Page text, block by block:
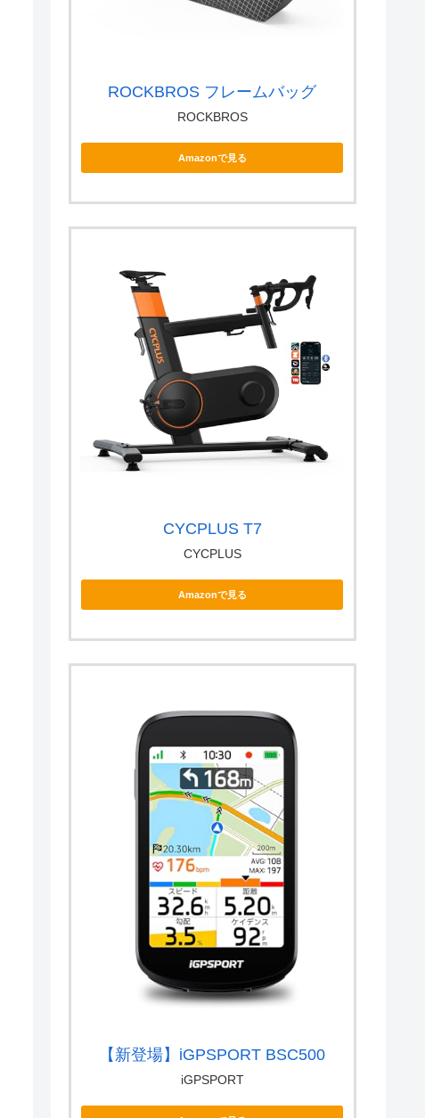
ROCKBROS フレームバッグ
ROCKBROS
Amazonで見る
CYCPLUS T7
CYCPLUS
Amazonで見る
【新登場】iGPSPORT BSC500
iGPSPORT